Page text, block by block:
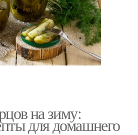
на зиму:
для домашнего